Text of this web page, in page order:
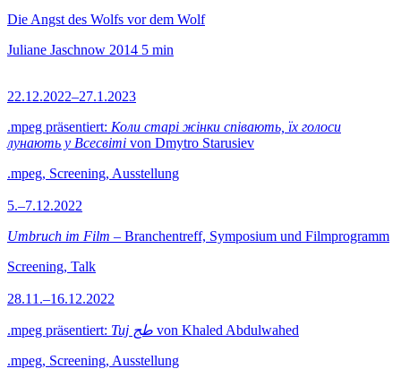
Die Angst des Wolfs vor dem Wolf
Juliane Jaschnow 2014 5 min
22.12.2022–27.1.2023
.mpeg präsentiert: Коли старі жінки співають, їх голоси
лунають у Всесвіті von Dmytro Starusiev
.mpeg, Screening, Ausstellung
5.–7.12.2022
Umbruch im Film – Branchentreff, Symposium und Filmprogramm
Screening, Talk
28.11.–16.12.2022
.mpeg präsentiert: Tuj طج von Khaled Abdulwahed
.mpeg, Screening, Ausstellung